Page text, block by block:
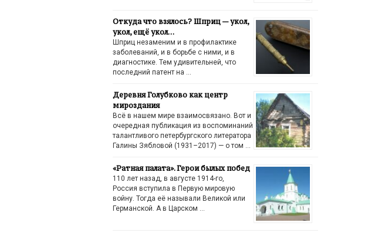
Откуда что взялось? Шприц — укол,
укол, ещё укол…
Шприц незаменим и в профилактике
заболеваний, и в борьбе с ними, и в
диагностике. Тем удивительней, что
последний патент на …
Деревня Голубково как центр
мироздания
Всё в нашем мире взаимосвязано. Вот и
очередная публикация из воспоминаний
талантливого петербургского литератора
Галины Зябловой (1931–2017) — о том …
«Ратная палата». Герои былых побед
110 лет назад, в августе 1914-го,
Россия вступила в Первую мировую
войну. Тогда её называли Великой или
Германской. А в Царском …